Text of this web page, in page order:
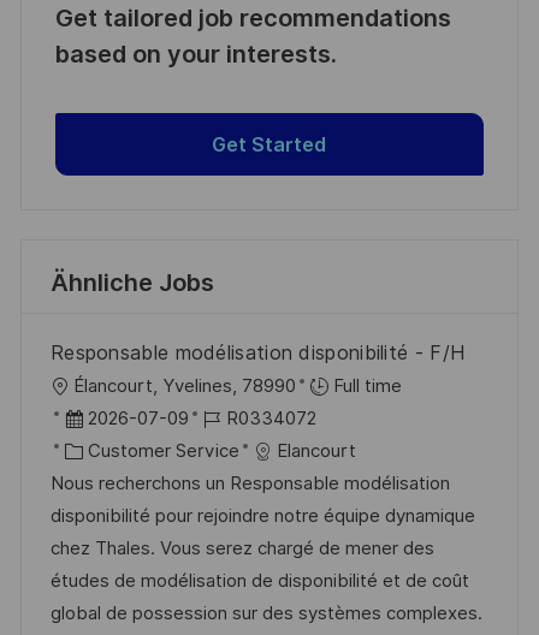
Get tailored job recommendations
based on your interests.
Get Started
Ähnliche Jobs
Responsable modélisation disponibilité - F/H
O
r
t
Élancourt, Yvelines, 78990
Full time
D
a
t
u
m
d
e
2026-07-09
J
o
b
-
I
D
R0334072
K
a
t
e
g
o
Customer Service
Elancourt
Nous recherchons un Responsable modélisation
disponibilité pour rejoindre notre équipe dynamique
chez Thales. Vous serez chargé de mener des
études de modélisation de disponibilité et de coût
global de possession sur des systèmes complexes.